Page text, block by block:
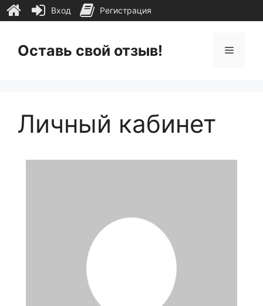
содержимому
Оставь свой отзыв! Меню
Личный кабинет
Вход Регистрация